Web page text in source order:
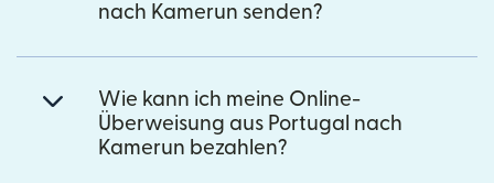
nach Kamerun senden?
Wie kann ich meine Online-
Überweisung aus Portugal nach
Kamerun bezahlen?